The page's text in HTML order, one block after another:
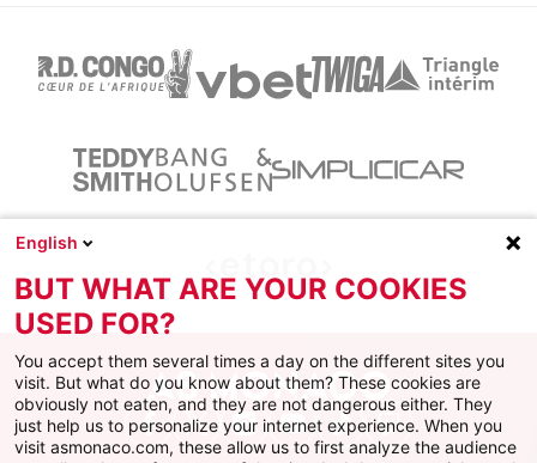
Facebook
X Instagram
YoutubeTikTokTwitch
English
BUT WHAT ARE YOUR COOKIES
USED FOR?
You accept them several times a day on the different sites you
visit. But what do you know about them? These cookies are
obviously not eaten, and they are not dangerous either. They
just help us to personalize your internet experience. When you
visit asmonaco.com, these allow us to first analyze the audience